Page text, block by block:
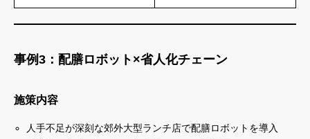
事例3：配膳ロボット×省人化チェーン
施策内容
人手不足が深刻な郊外大型ランチ店で配膳ロボットを導入